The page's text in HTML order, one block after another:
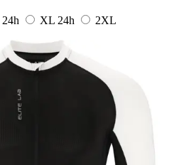
24h XL 24h
2XL